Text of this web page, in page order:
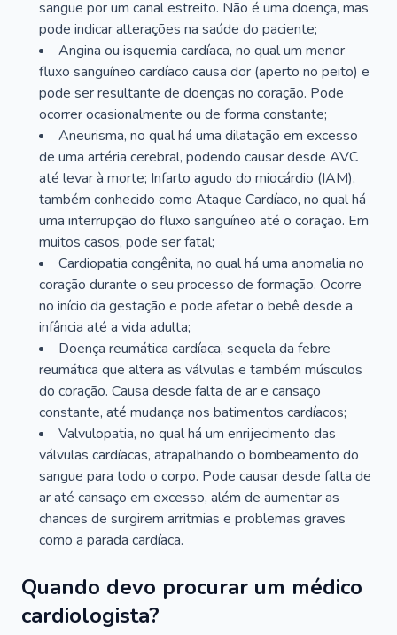
sangue por um canal estreito. Não é uma doença, mas
pode indicar alterações na saúde do paciente;
Angina ou isquemia cardíaca, no qual um menor
fluxo sanguíneo cardíaco causa dor (aperto no peito) e
pode ser resultante de doenças no coração. Pode
ocorrer ocasionalmente ou de forma constante;
Aneurisma, no qual há uma dilatação em excesso
de uma artéria cerebral, podendo causar desde AVC
até levar à morte; Infarto agudo do miocárdio (IAM),
também conhecido como Ataque Cardíaco, no qual há
uma interrupção do fluxo sanguíneo até o coração. Em
muitos casos, pode ser fatal;
Cardiopatia congênita, no qual há uma anomalia no
coração durante o seu processo de formação. Ocorre
no início da gestação e pode afetar o bebê desde a
infância até a vida adulta;
Doença reumática cardíaca, sequela da febre
reumática que altera as válvulas e também músculos
do coração. Causa desde falta de ar e cansaço
constante, até mudança nos batimentos cardíacos;
Valvulopatia, no qual há um enrijecimento das
válvulas cardíacas, atrapalhando o bombeamento do
sangue para todo o corpo. Pode causar desde falta de
ar até cansaço em excesso, além de aumentar as
chances de surgirem arritmias e problemas graves
como a parada cardíaca.
Quando devo procurar um médico
cardiologista?